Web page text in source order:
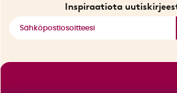
Inspiraatiota